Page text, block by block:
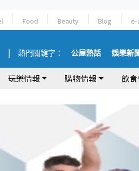
Food Beauty Blog
熱門關鍵字： 公屋熱話 娛樂新
玩樂情報 購物情報 飲